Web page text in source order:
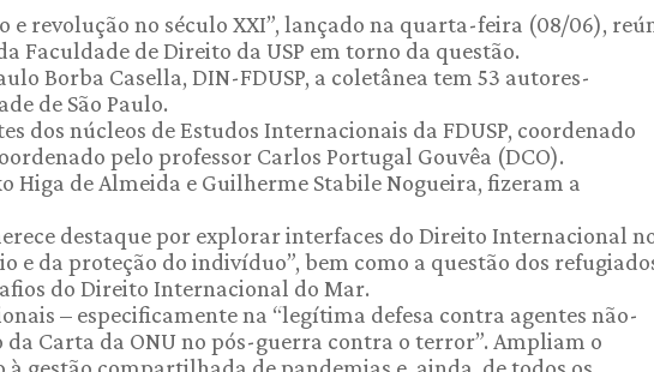
revolução no século XXI”, lançado na quarta-feira (08/06),
Faculdade de Direito da USP em torno da questão.
Borba Casella, DIN-FDUSP, a coletânea tem 53 autores-
de São Paulo.
dos núcleos de Estudos Internacionais da FDUSP, coordenado
pelo professor Carlos Portugal Gouvêa (DCO).
Higa de Almeida e Guilherme Stabile Nogueira, fizeram a
destaque por explorar interfaces do Direito Internacional
e da proteção do indivíduo”, bem como a questão dos
do Direito Internacional do Mar.
– especificamente na “legítima defesa contra agentes não-
Carta da ONU no pós-guerra contra o terror”. Ampliam o